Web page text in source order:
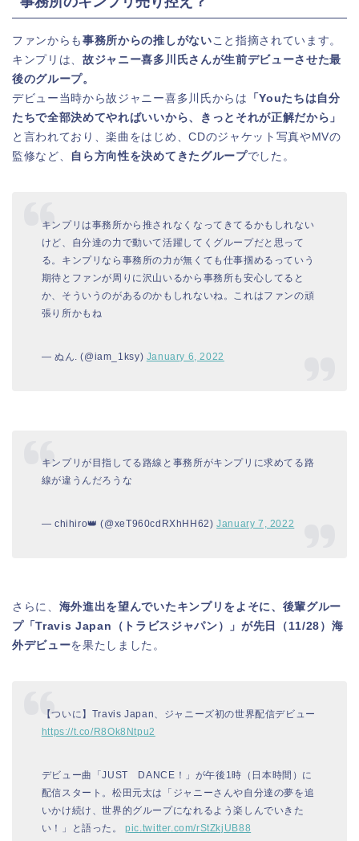
ファンからも事務所からの推しがないこと指摘されています。
キンプリは、故ジャニー喜多川氏さんが生前デビューさせた最
後のグループ。
デビュー当時から故ジャニー喜多川氏からは
「Youたちは自分
たちで全部決めてやればいいから、きっとそれが正解だから」
と言われており、楽曲をはじめ、CDのジャケット写真やMVの
監修など、
自ら方向性を決めてきたグループでした。
キンプリは事務所から推されなくなってきてるかもしれない
けど、自分達の力で動いて活躍してくグループだと思って
る。キンプリなら事務所の力が無くても仕事掴めるっていう
期待とファンが周りに沢山いるから事務所も安心してると
か、そういうのがあるのかもしれないね。これはファンの頑
張り所かもね
— ぬん. (@iam_1ksy) January 6, 2022
キンプリが目指してる路線と事務所がキンプリに求めてる路
線が違うんだろうな
— chihiro👑 (@xeT960cdRXhHH62)January 7, 2022
さらに、 海外進出を望んでいたキンプリをよそに、後輩グルー
プ「Travis Japan（トラビスジャパン）」が先日（11/28）海
外デビューを果たしました。
【ついに】Travis Japan、ジャニーズ初の世界配信デビュー
https://t.co/R8Ok8Ntpu2
デビュー曲「JUST DANCE！」が午後1時（日本時間）に
配信スタート。松田元太は「ジャニーさんや自分達の夢を追
いかけ続け、世界的グループになれるよう楽しんでいきた
い！」と語った。pic.twitter.com/rStZkjUB88